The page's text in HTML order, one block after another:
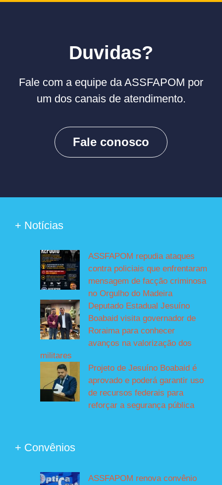
Duvidas?
Fale com a equipe da ASSFAPOM por
um dos canais de atendimento.
Fale conosco
+ Notícias
ASSFAPOM repudia ataques
contra policiais que enfrentaram
mensagem de facção criminosa
no Orgulho do Madeira
Deputado Estadual Jesuíno
Boabaid visita governador de
Roraima para conhecer
avanços na valorização dos
militares
Projeto de Jesuíno Boabaid é
aprovado e poderá garantir uso
de recursos federais para
reforçar a segurança pública
+ Convênios
ASSFAPOM renova convênio